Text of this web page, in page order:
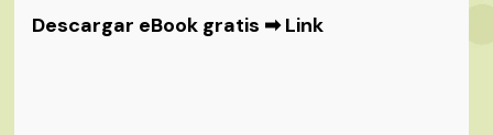
Descargar eBook gratis ➡Link